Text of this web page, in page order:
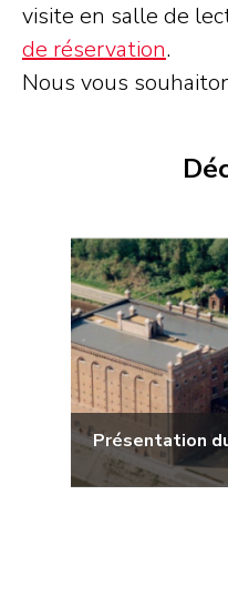
visite en salle de
de réservation.
Nous vous